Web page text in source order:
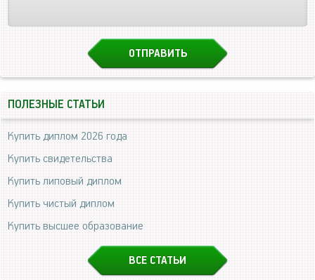
ПОЛЕЗНЫЕ СТАТЬИ
Купить диплом 2026 года
Купить свидетельства
Купить липовый диплом
Купить чистый диплом
Купить высшее образование
ВСЕ СТАТЬИ